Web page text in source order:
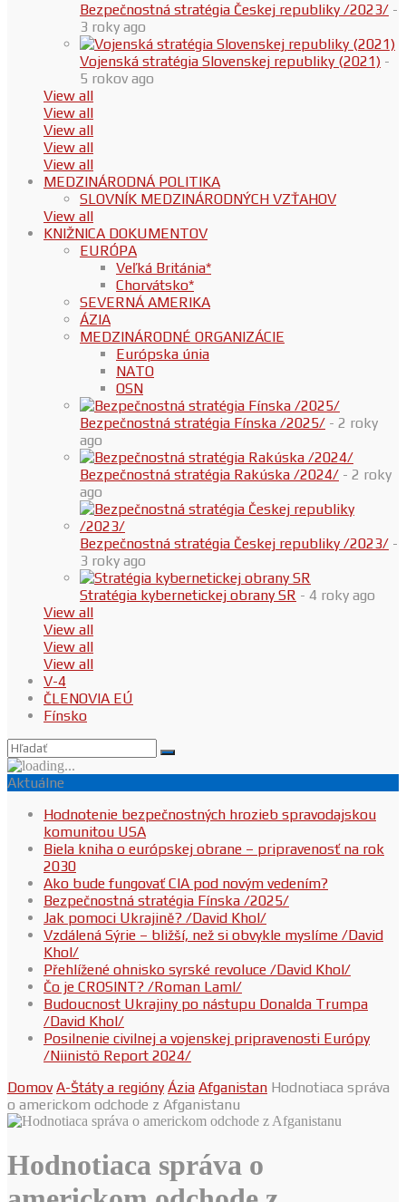
Bezpečnostná stratégia Českej republiky /2023/ -
3 roky ago
Vojenská stratégia Slovenskej republiky (2021) -
5 rokov ago
View all
View all
View all
View all
View all
MEDZINÁRODNÁ POLITIKA
SLOVNÍK MEDZINÁRODNÝCH VZŤAHOV
View all
KNIŽNICA DOKUMENTOV
EURÓPA
Veľká Británia*
Chorvátsko*
SEVERNÁ AMERIKA
ÁZIA
MEDZINÁRODNÉ ORGANIZÁCIE
Európska únia
NATO
OSN
Bezpečnostná stratégia Fínska /2025/ - 2 roky
ago
Bezpečnostná stratégia Rakúska /2024/ - 2 roky
ago
Bezpečnostná stratégia Českej republiky /2023/ -
3 roky ago
Stratégia kybernetickej obrany SR - 4 roky ago
View all
View all
View all
View all
V-4
ČLENOVIA EÚ
Fínsko
Aktuálne
Hodnotenie bezpečnostných hrozieb spravodajskou
komunitou USA
Biela kniha o európskej obrane – pripravenosť na rok
2030
Ako bude fungovať CIA pod novým vedením?
Bezpečnostná stratégia Fínska /2025/
Jak pomoci Ukrajině? /David Khol/
Vzdálená Sýrie – bližší, než si obvykle myslíme /David
Khol/
Přehlížené ohnisko syrské revoluce /David Khol/
Čo je CROSINT? /Roman Laml/
Budoucnost Ukrajiny po nástupu Donalda Trumpa
/David Khol/
Posilnenie civilnej a vojenskej pripravenosti Európy
/Niinistö Report 2024/
Domov A-Štáty a regióny Ázia Afganistan Hodnotiaca správa
o americkom odchode z Afganistanu
Hodnotiaca správa o